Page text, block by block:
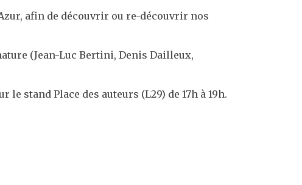
afin de découvrir ou re-découvrir nos
(Jean-Luc Bertini, Denis Dailleux,
stand Place des auteurs (L29) de 17h à 19h.